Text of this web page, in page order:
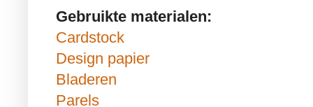
Gebruikte materialen:
Cardstock
Design papier
Bladeren
Parels